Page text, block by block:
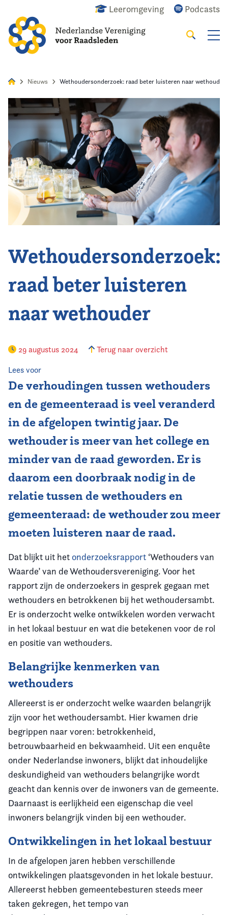
Leeromgeving Podcasts
Zoeken
Home
Agenda
Nieuws
Opleiding
Kennis & Informatie
Vereniging
Contact
Nieuws Wethoudersonderzoek: raad beter luisteren naar wethouder
Wethoudersonderzoek:
raad beter luisteren
naar wethouder
29 augustus 2024 Terug naar overzicht
Lees voor
De verhoudingen tussen wethouders
en de gemeenteraad is veel veranderd
in de afgelopen twintig jaar. De
wethouder is meer van het college en
minder van de raad geworden. Er is
daarom een doorbraak nodig in de
relatie tussen de wethouders en
gemeenteraad: de wethouder zou meer
moeten luisteren naar de raad.
Dat blijkt uit het onderzoeksrapport ‘Wethouders van
Waarde’ van de Wethoudersvereniging. Voor het
rapport zijn de onderzoekers in gesprek gegaan met
wethouders en betrokkenen bij het wethoudersambt.
Er is onderzocht welke ontwikkelen worden verwacht
in het lokaal bestuur en wat die betekenen voor de rol
en positie van wethouders.
Belangrijke kenmerken van
wethouders
Allereerst is er onderzocht welke waarden belangrijk
zijn voor het wethoudersambt. Hier kwamen drie
begrippen naar voren: betrokkenheid,
betrouwbaarheid en bekwaamheid. Uit een enquête
onder Nederlandse inwoners, blijkt dat inhoudelijke
deskundigheid van wethouders belangrijke wordt
geacht dan kennis over de inwoners van de gemeente.
Daarnaast is eerlijkheid een eigenschap die veel
inwoners belangrijk vinden bij een wethouder.
Ontwikkelingen in het lokaal bestuur
In de afgelopen jaren hebben verschillende
ontwikkelingen plaatsgevonden in het lokale bestuur.
Allereerst hebben gemeentebesturen steeds meer
taken gekregen, het tempo van